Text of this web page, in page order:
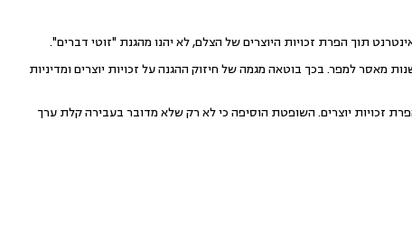
תוך הפרת זכויות היוצרים של הצלם, לא יהנו מהגנת "זוטי דברים".
ד"ר אגמון - גונן קבעה, כי המחוקק החמיר באחריות הפלילית המוטלת בגין הפרת זכויות יוצרים, בקובעו 3 שנות מאסר למפר. בכך בוטאה מגמה של חיזוק ההגנה על זכויות יוצרים ומדיניות
זכויות יוצרים. השופטת הוסיפה כי לא רק שלא מדובר בעבירה קלת ערך